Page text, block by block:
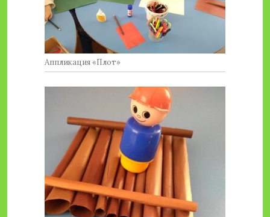
Аппликация «Плот»